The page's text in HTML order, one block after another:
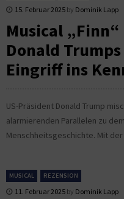
15. Februar 2025 by Dominik Lapp
Musical
Donald
Eingriff ins
US-Präsident Donald Trump
alarmierenden Parallelen zu
Menschheitsgeschichte. Mit
MUSICAL REZENSION
11. Februar 2025 by Dominik Lapp